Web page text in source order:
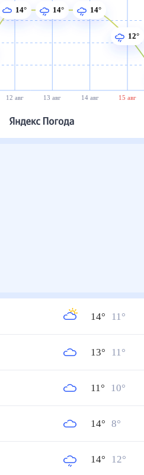
12 авг 13 авг 14 авг 15 авг
14° 14° 14°
12°
14° 11°
13° 11°
11° 10°
14° 8°
14° 12°